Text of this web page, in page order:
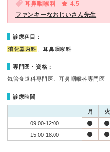
耳鼻咽喉科
4.5
ファンキーなおじいさん先生
診療科目：
消化器内科 、耳鼻咽喉科
専門医・資格：
気管食道科専門医、耳鼻咽喉科専門医
診療時間
月 火
09:00-12:00
15:00-18:00